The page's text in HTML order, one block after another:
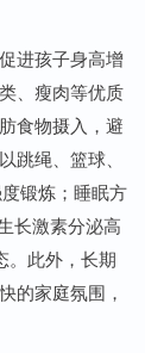
进孩子身高增
、瘦肉等优质
食物摄入，避
跳绳、篮球、
锻炼；睡眠方
长激素分泌高
。此外，长期
的家庭氛围，